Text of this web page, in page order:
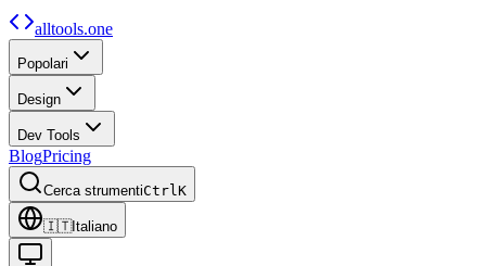
alltools.one
Popolari
Design
Dev Tools
BlogPricing
Cerca strumentiCtrlK
🇮🇹Italiano